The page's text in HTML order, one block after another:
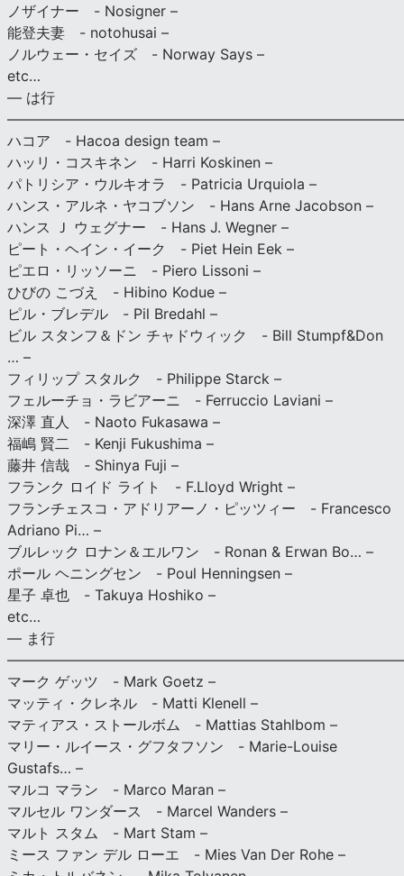
ノザイナー - Nosigner –
能登夫妻 - notohusai –
ノルウェー・セイズ - Norway Says –
etc…
— は行
ハコア - Hacoa design team –
ハッリ・コスキネン - Harri Koskinen –
パトリシア・ウルキオラ - Patricia Urquiola –
ハンス・アルネ・ヤコブソン - Hans Arne Jacobson –
ハンス Ｊ ウェグナー - Hans J. Wegner –
ピート・ヘイン・イーク - Piet Hein Eek –
ピエロ・リッソーニ - Piero Lissoni –
ひびの こづえ - Hibino Kodue –
ピル・ブレデル - Pil Bredahl –
ビル スタンフ＆ドン チャドウィック - Bill Stumpf&Don
… –
フィリップ スタルク - Philippe Starck –
フェルーチョ・ラビアーニ - Ferruccio Laviani –
深澤 直人 - Naoto Fukasawa –
福嶋 賢二 - Kenji Fukushima –
藤井 信哉 - Shinya Fuji –
フランク ロイド ライト - F.Lloyd Wright –
フランチェスコ・アドリアーノ・ピッツィー - Francesco
Adriano Pi… –
ブルレック ロナン＆エルワン - Ronan & Erwan Bo… –
ポール ヘニングセン - Poul Henningsen –
星子 卓也 - Takuya Hoshiko –
etc…
— ま行
マーク ゲッツ - Mark Goetz –
マッティ・クレネル - Matti Klenell –
マティアス・ストールボム - Mattias Stahlbom –
マリー・ルイース・グフタフソン - Marie-Louise
Gustafs… –
マルコ マラン - Marco Maran –
マルセル ワンダース - Marcel Wanders –
マルト スタム - Mart Stam –
ミース ファン デル ローエ - Mies Van Der Rohe –